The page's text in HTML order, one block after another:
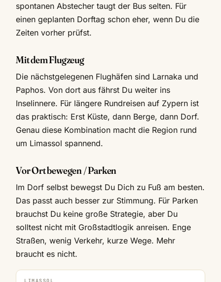
spontanen Abstecher taugt der Bus selten. Für
einen geplanten Dorftag schon eher, wenn Du die
Zeiten vorher prüfst.
Mit dem Flugzeug
Die nächstgelegenen Flughäfen sind Larnaka und
Paphos. Von dort aus fährst Du weiter ins
Inselinnere. Für längere Rundreisen auf Zypern ist
das praktisch: Erst Küste, dann Berge, dann Dorf.
Genau diese Kombination macht die Region rund
um Limassol spannend.
Vor Ort bewegen / Parken
Im Dorf selbst bewegst Du Dich zu Fuß am besten.
Das passt auch besser zur Stimmung. Für Parken
brauchst Du keine große Strategie, aber Du
solltest nicht mit Großstadtlogik anreisen. Enge
Straßen, wenig Verkehr, kurze Wege. Mehr
braucht es nicht.
LIMASSOL